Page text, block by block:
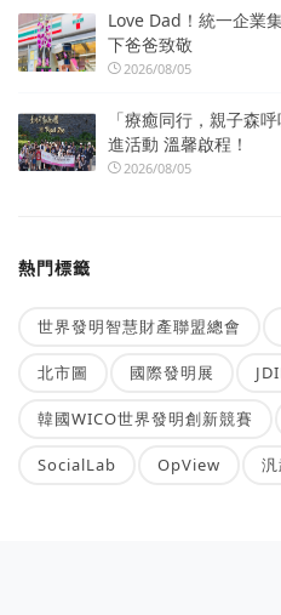
Love Dad！統一企業
下爸爸致敬
2026/08/05
「療癒同行，親子森
進活動 溫馨啟程！
2026/08/05
熱門標籤
世界發明智慧財產聯盟總會
北市圖 國際發明展
韓國WICO世界發明創新競賽
SocialLab OpView